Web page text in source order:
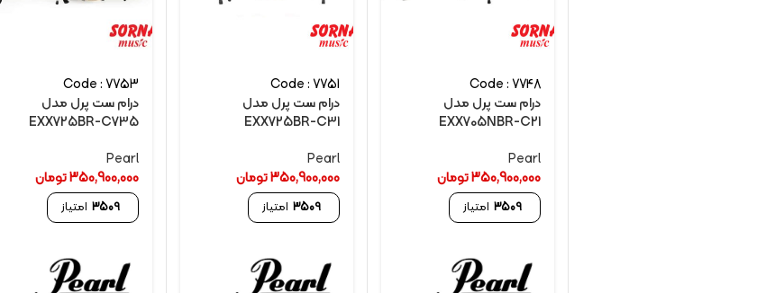
Code : 7748
درام ست پرل مدل
EXX705NBR-C21
Pearl
350,900,000تومان
3509 امتیاز
Code : 7751
درام ست پرل مدل
EXX725BR-C31
Pearl
350,900,000تومان
3509 امتیاز
Code : 7753
درام ست پرل مدل
EXX725BR-C735
Pearl
350,900,000تومان
3509 امتیاز